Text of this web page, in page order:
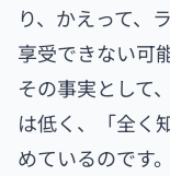
り、かえって、
享受できない可
その事実として
は低く、「全く
めているのです。